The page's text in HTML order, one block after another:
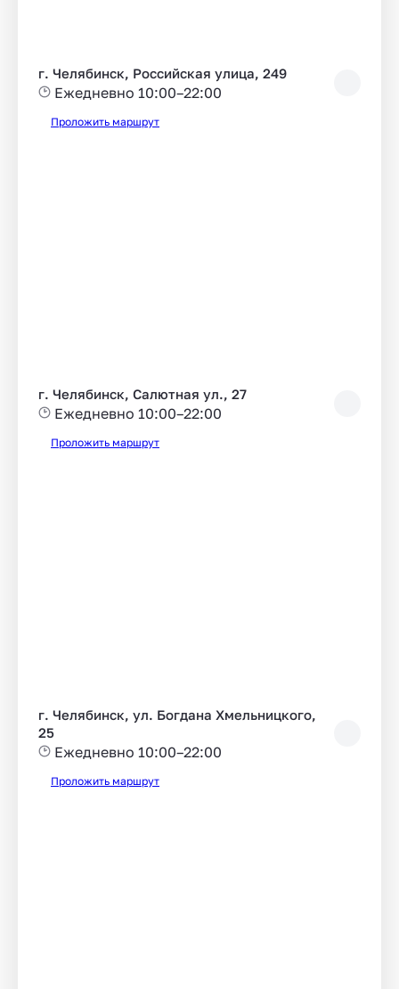
г. Челябинск, Российская улица, 249
Ежедневно 10:00–22:00
Проложить маршрут
г. Челябинск, Салютная ул., 27
Ежедневно 10:00–22:00
Проложить маршрут
г. Челябинск, ул. Богдана Хмельницкого,
25
Ежедневно 10:00–22:00
Проложить маршрут